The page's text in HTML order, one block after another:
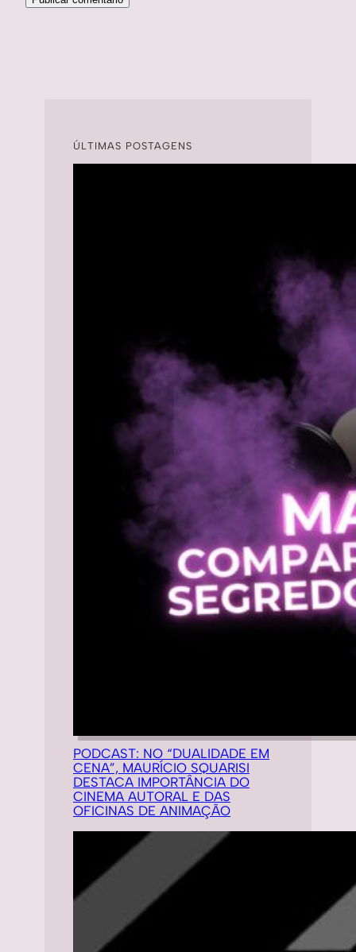
ÚLTIMAS POSTAGENS
PODCAST: NO “DUALIDADE EM
CENA”, MAURÍCIO SQUARISI
DESTACA IMPORTÂNCIA DO
CINEMA AUTORAL E DAS
OFICINAS DE ANIMAÇÃO